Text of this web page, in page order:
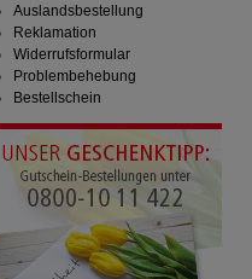
Auslandsbestellung
Reklamation
Widerrufsformular
Problembehebung
Bestellschein